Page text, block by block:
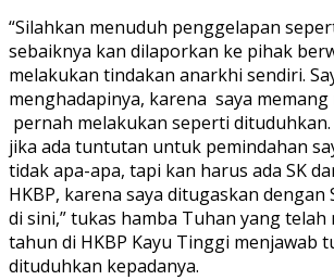
“Silahkan menuduh penggelapan
sebaiknya kan dilaporkan ke pihak
melakukan tindakan anarkhi sendiri.
menghadapinya, karena saya
pernah melakukan seperti
jika ada tuntutan untuk pemindahan
tidak apa-apa, tapi kan harus ada SK
HKBP, karena saya ditugaskan dengan
di sini,” tukas hamba Tuhan yang telah
tahun di HKBP Kayu Tinggi menjawab
dituduhkan kepadanya.